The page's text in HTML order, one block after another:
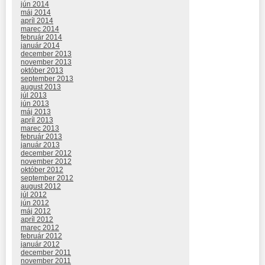
jún 2014
máj 2014
apríl 2014
marec 2014
február 2014
január 2014
december 2013
november 2013
október 2013
september 2013
august 2013
júl 2013
jún 2013
máj 2013
apríl 2013
marec 2013
február 2013
január 2013
december 2012
november 2012
október 2012
september 2012
august 2012
júl 2012
jún 2012
máj 2012
apríl 2012
marec 2012
február 2012
január 2012
december 2011
november 2011